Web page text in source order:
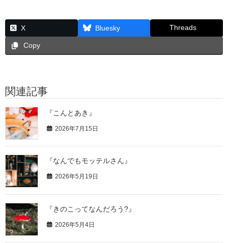
X Bluesky Threads
Copy
関連記事
『こんとあき』
2026年7月15日
『なんでもモッテルさん』
2026年5月19日
『きのこってなんだろう?』
2026年5月4日